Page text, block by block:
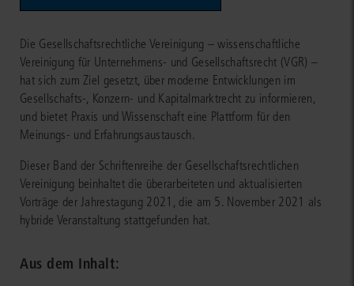
Die Gesellschaftsrechtliche Vereinigung – wissenschaftliche
Vereinigung für Unternehmens- und Gesellschaftsrecht (VGR) –
hat sich zum Ziel gesetzt, über moderne Entwicklungen im
Gesellschafts-, Konzern- und Kapitalmarktrecht zu informieren,
und bietet Praxis und Wissenschaft eine Plattform für den
Meinungs- und Erfahrungsaustausch.
Dieser Band der Schriftenreihe der Gesellschaftsrechtlichen
Vereinigung beinhaltet die überarbeiteten und aktualisierten
Vorträge der Jahrestagung 2021, die am 5. November 2021 als
hybride Veranstaltung stattgefunden hat.
Aus dem Inhalt: